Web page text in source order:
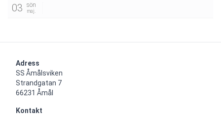
03 sön
maj.
Adress
SS Åmålsviken
Strandgatan 7
66231 Åmål
Kontakt